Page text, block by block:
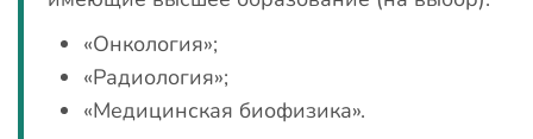
«Онкология»;
«Радиология»;
«Медицинская биофизика».